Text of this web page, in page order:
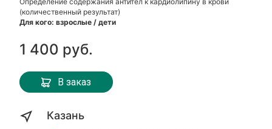
(количественный результат)
Для кого: взрослые / дети
1 400 руб.
В заказ
Казань